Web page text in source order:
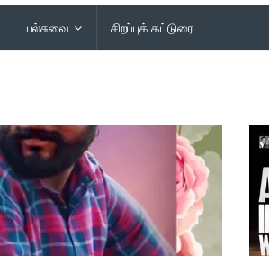
பல்சுவை சிறப்புக் கட்டுரை